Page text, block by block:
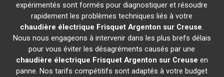
expérimentés sont formés pour diagnostiquer et résoudre
rapidement les problèmes techniques liés à votre
chaudière électrique Frisquet Argenton sur Creuse.
Nous nous engageons à intervenir dans les plus brefs délais
pour vous éviter les désagréments causés par une
chaudière électrique Frisquet Argenton sur Creuse en
panne. Nos tarifs compétitifs sont adaptés à votre budget